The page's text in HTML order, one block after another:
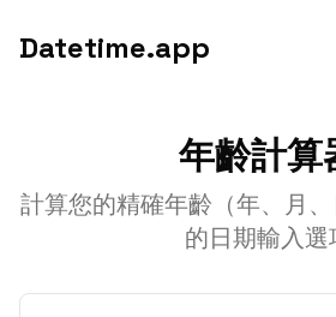
Datetime.app
年齡計算
計算您的精確年齡（年、月
的日期輸入選